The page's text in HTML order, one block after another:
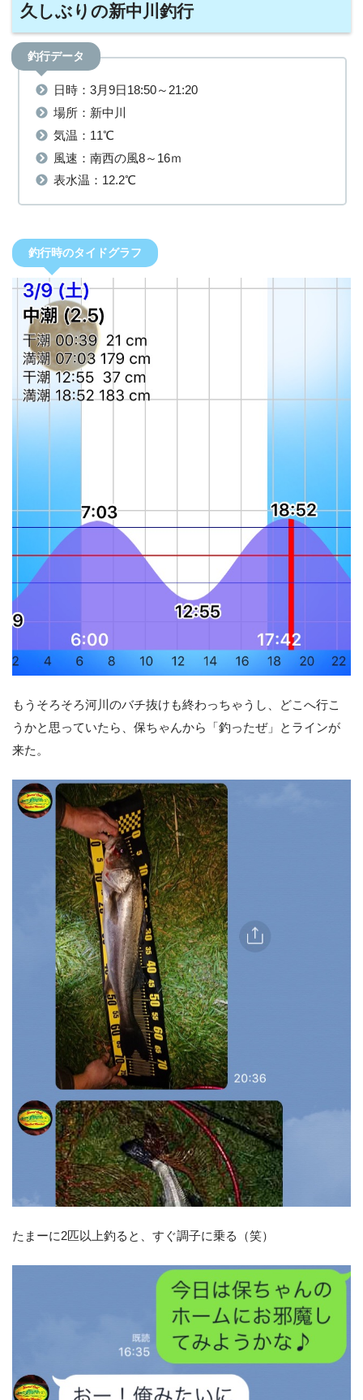
久しぶりの新中川釣行
釣行データ
日時：3月9日18:50～21:20
場所：新中川
気温：11℃
風速：南西の風8～16ｍ
表水温：12.2℃
釣行時のタイドグラフ
もうそろそろ河川のバチ抜けも終わっちゃうし、どこへ行こ
うかと思っていたら、保ちゃんから「釣ったぜ」とラインが
来た。
たまーに2匹以上釣ると、すぐ調子に乗る（笑）